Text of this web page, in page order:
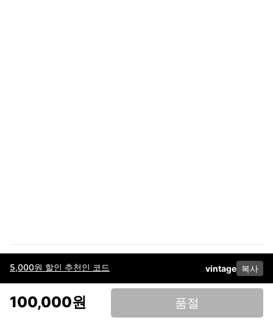
5,000원 할인 추천인 코드 vintage 복사
100,000원 품절
이용약관고객센터판매개인정보 처리방침사업자 정보다운로드